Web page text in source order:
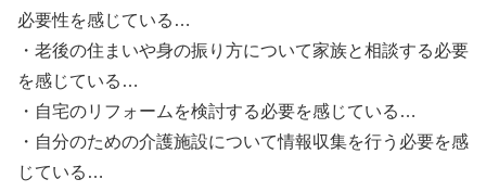
必要性を感じている…
・老後の住まいや身の振り方について家族と相談する必要
を感じている…
・自宅のリフォームを検討する必要を感じている…
・自分のための介護施設について情報収集を行う必要を感
じている…